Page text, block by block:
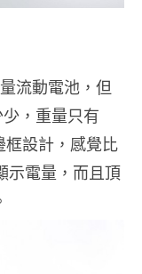
流動電池，但
，重量只有
框設計，感覺比
示電量，而且頂